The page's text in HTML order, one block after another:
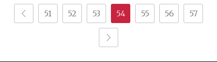
51 52 53 54 55 56 57